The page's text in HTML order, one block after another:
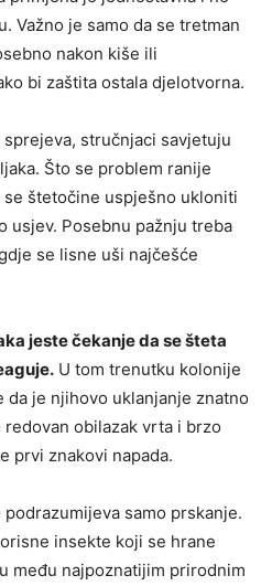
Važno je samo da se tretman
nakon kiše ili
bi zaštita ostala djelotvorna.
stručnjaci savjetuju
Što se problem ranije
se štetočine uspješno ukloniti
usjev. Posebnu pažnju treba
se lisne uši najčešće
jeste čekanje da se šteta
U tom trenutku kolonije
je njihovo uklanjanje znatno
obilazak vrta i brzo
prvi znakovi napada.
samo prskanje.
insekte koji se hrane
među najpoznatijim prirodnim